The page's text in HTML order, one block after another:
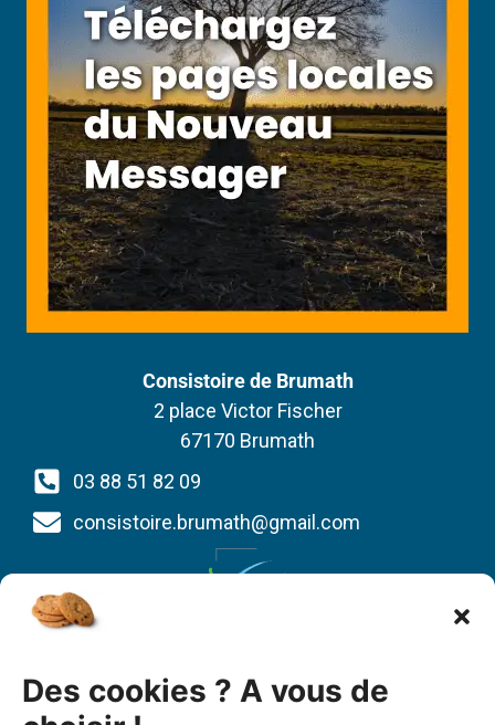
Des cookies ? A vous de
Consistoire de Brumath
2 place Victor Fischer
67170 Brumath
03 88 51 82 09
consistoire.brumath@gmail.com
Lorraine